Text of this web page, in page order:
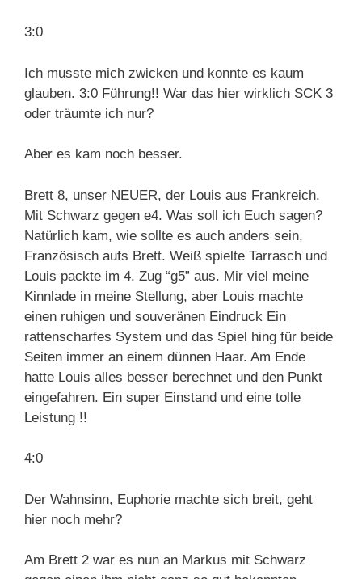
3:0
Ich musste mich zwicken und konnte es kaum
glauben. 3:0 Führung!! War das hier wirklich SCK 3
oder träumte ich nur?
Aber es kam noch besser.
Brett 8, unser NEUER, der Louis aus Frankreich.
Mit Schwarz gegen e4. Was soll ich Euch sagen?
Natürlich kam, wie sollte es auch anders sein,
Französisch aufs Brett. Weiß spielte Tarrasch und
Louis packte im 4. Zug “g5” aus. Mir viel meine
Kinnlade in meine Stellung, aber Louis machte
einen ruhigen und souveränen Eindruck Ein
rattenscharfes System und das Spiel hing für beide
Seiten immer an einem dünnen Haar. Am Ende
hatte Louis alles besser berechnet und den Punkt
eingefahren. Ein super Einstand und eine tolle
Leistung !!
4:0
Der Wahnsinn, Euphorie machte sich breit, geht
hier noch mehr?
Am Brett 2 war es nun an Markus mit Schwarz